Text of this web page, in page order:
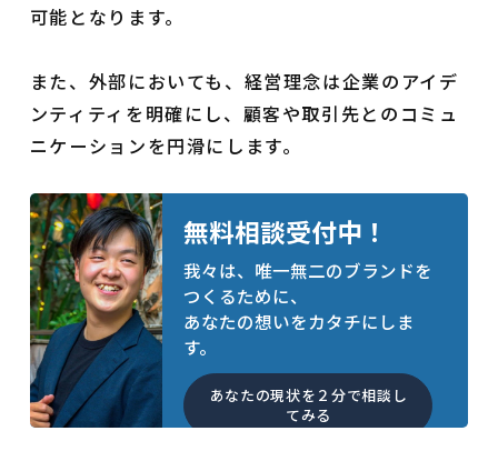
可能となります。
また、外部においても、経営理念は企業のアイデ
ンティティを明確にし、顧客や取引先とのコミュ
ニケーションを円滑にします。
無料相談受付中！
我々は、唯一無二のブランドを
つくるために、
あなたの想いをカタチにしま
す。
あなたの現状を２分で相談し
てみる